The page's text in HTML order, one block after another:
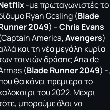
-με πρωταγωνιστές το
Ryan Gosling (Blade
2049) –Chris Evans
(Captain America,Avengers)
και τη νέα μεγάλη κυρία
ταινιών δράσης Ana de
(Blade Runner 2049) -,
θα κάνει πρεμιέρα το
του 2022. Μέχρι
μπορούμε όλοι να